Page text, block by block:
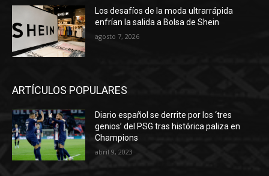
Los desafíos de la moda ultrarrápida
enfrían la salida a Bolsa de Shein
agosto 7, 2026
ARTÍCULOS POPULARES
Diario español se derrite por los ‘tres
genios’ del PSG tras histórica paliza en
Champions
abril 9, 2023